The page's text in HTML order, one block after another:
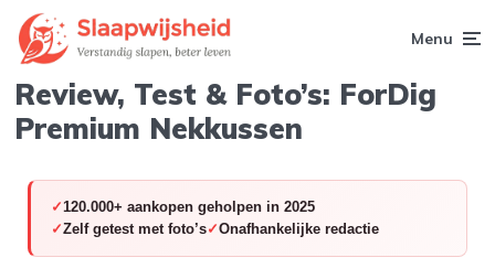
Menu
Review, Test & Foto’s: ForDig
Premium Nekkussen
120.000+ aankopen geholpen in 2025
Zelf getest met foto’s
Onafhankelijke redactie